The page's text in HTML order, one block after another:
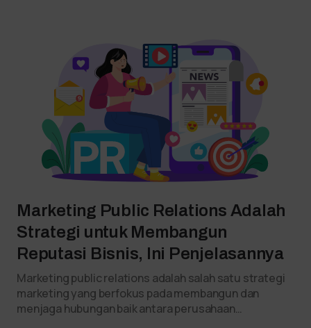
Marketing Public Relations Adalah
Strategi untuk Membangun
Reputasi Bisnis, Ini Penjelasannya
Marketing public relations adalah salah satu strategi
marketing yang berfokus pada membangun dan
menjaga hubungan baik antara perusahaan…